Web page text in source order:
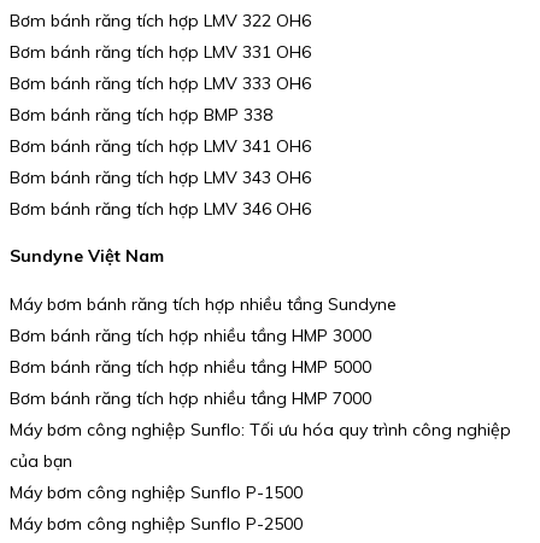
Bơm bánh răng tích hợp LMV 322 OH6
Bơm bánh răng tích hợp LMV 331 OH6
Bơm bánh răng tích hợp LMV 333 OH6
Bơm bánh răng tích hợp BMP 338
Bơm bánh răng tích hợp LMV 341 OH6
Bơm bánh răng tích hợp LMV 343 OH6
Bơm bánh răng tích hợp LMV 346 OH6
Sundyne Việt Nam
Máy bơm bánh răng tích hợp nhiều tầng Sundyne
Bơm bánh răng tích hợp nhiều tầng HMP 3000
Bơm bánh răng tích hợp nhiều tầng HMP 5000
Bơm bánh răng tích hợp nhiều tầng HMP 7000
Máy bơm công nghiệp Sunflo: Tối ưu hóa quy trình công nghiệp
của bạn
Máy bơm công nghiệp Sunflo P-1500
Máy bơm công nghiệp Sunflo P-2500